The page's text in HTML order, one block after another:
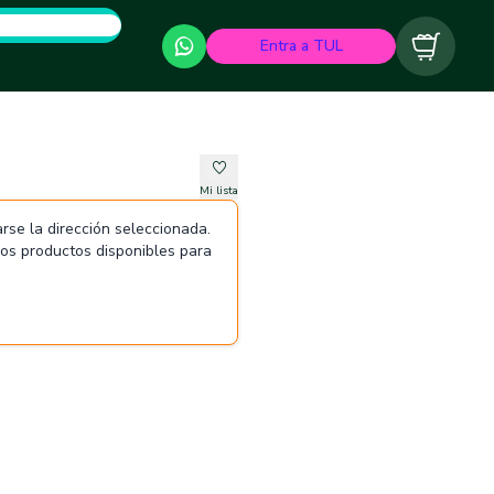
Entra a TUL Carrito
Mi lista
la dirección seleccionada.
productos disponibles para